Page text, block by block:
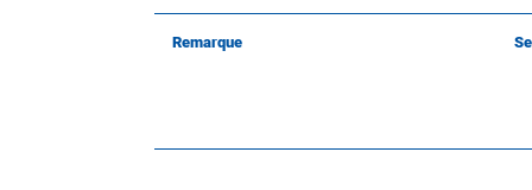
Remarque